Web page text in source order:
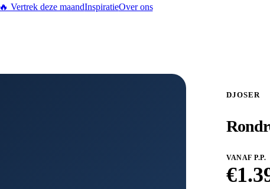
🔥 Vertrek deze maandInspiratieOver ons
DJOSER
VANAF P.P.
€